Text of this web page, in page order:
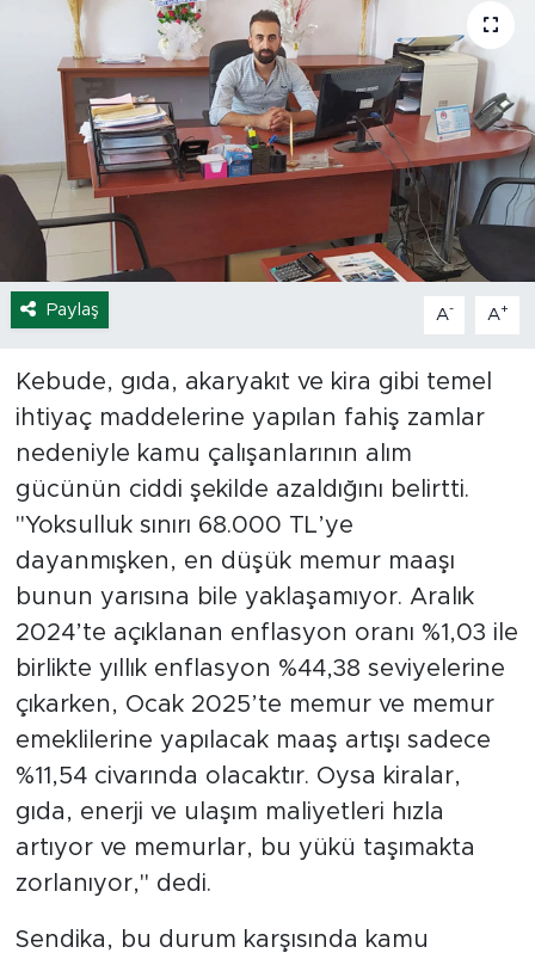
Paylaş A- A+
Kebude, gıda, akaryakıt ve kira gibi temel
ihtiyaç maddelerine yapılan fahiş zamlar
nedeniyle kamu çalışanlarının alım
gücünün ciddi şekilde azaldığını belirtti.
"Yoksulluk sınırı 68.000 TL’ye
dayanmışken, en düşük memur maaşı
bunun yarısına bile yaklaşamıyor. Aralık
2024’te açıklanan enflasyon oranı %1,03 ile
birlikte yıllık enflasyon %44,38 seviyelerine
çıkarken, Ocak 2025’te memur ve memur
emeklilerine yapılacak maaş artışı sadece
%11,54 civarında olacaktır. Oysa kiralar,
gıda, enerji ve ulaşım maliyetleri hızla
artıyor ve memurlar, bu yükü taşımakta
zorlanıyor," dedi.
Sendika, bu durum karşısında kamu
Yaşam
Sağlık
Eğitim
Ekonomi
Hava Durumu
Bingöl Kaza Haberleri